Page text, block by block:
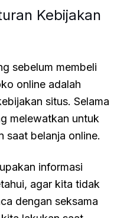
Kebijakan
sebelum membeli
online adalah
situs. Selama
melewatkan untuk
saat belanja online.
informasi
agar kita tidak
dengan seksama